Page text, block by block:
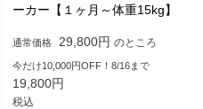
ーカー【１ヶ月～体重15kg】
通常価格 29,800 のところ
今だけ10,000円OFF！8/16まで
19,800
税込